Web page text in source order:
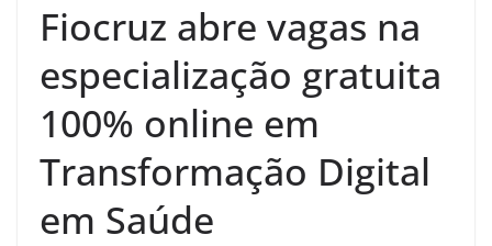
Fiocruz abre vagas na
especialização gratuita
100% online em
Transformação Digital
em Saúde